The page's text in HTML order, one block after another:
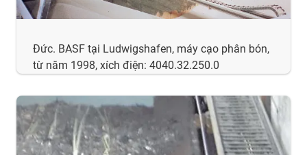
Đức. BASF tại Ludwigshafen, máy cạo phân bón,
từ năm 1998, xích điện: 4040.32.250.0